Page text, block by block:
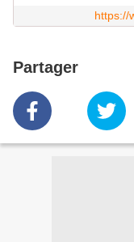
https://
Partager